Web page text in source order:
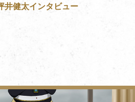
井健太インタビュー